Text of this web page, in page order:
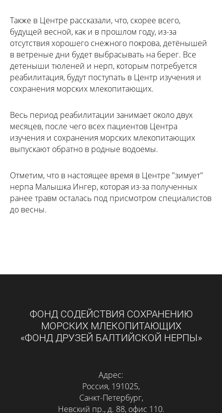
Также в Центре рассказали, что, скорее всего,
будущей весной, как и в прошлом году, из-за
отсутствия хорошего снежного покрова, детёнышей
в ветреные дни будет выбрасывать на берег. Все
детеныши тюленей и нерп, которым потребуется
реабилитация, будут поступать в Центр изучения и
сохранения морских млекопитающих.
Весь период реабилитации занимает около двух
месяцев, после чего всех пациентов Центра
изучения и сохранения морских млекопитающих
выпускают обратно в родные водоемы.
Отметим, что в настоящее время в Центре "зимует"
нерпа Малышка Ингер, которая из-за полученных
ранее травм осталась под присмотром специалистов
до весны.
ФОНД СОДЕЙСТВИЯ СОХРАНЕНИЮ
МОРСКИХ МЛЕКОПИТАЮЩИХ
«ФОНД ДРУЗЕЙ БАЛТИЙСКОЙ НЕРПЫ»
Адрес:
Россия, 191025,
Санкт-Петербург,
Невский пр., д. 88, офис 110.